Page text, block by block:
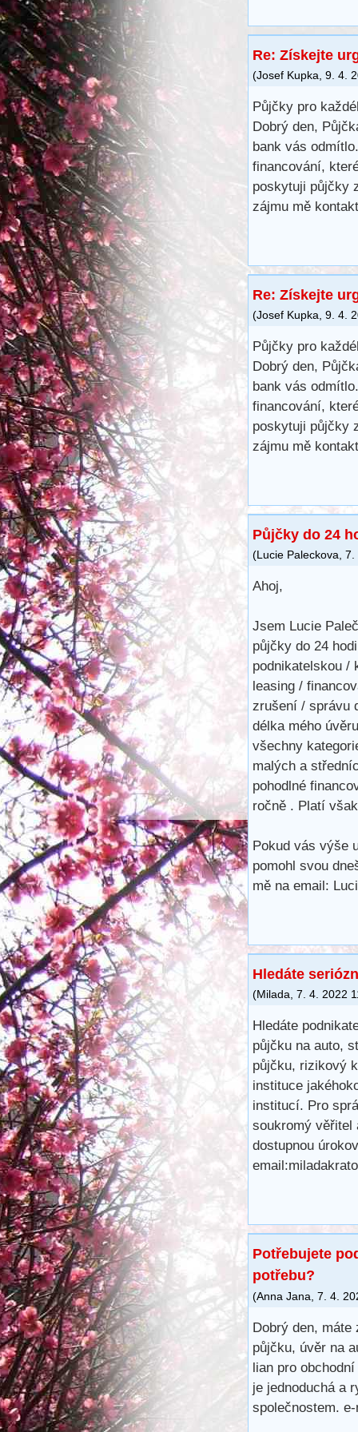
Re: Získejte
(Josef Kupka 9. 4.
Půjčky pro
Dobrý den,
bank vás
financování,
poskytuji půjčky
zájmu mě
Re: Získejte
(Josef Kupka, 9. 4.
Půjčky pro
Dobrý den,
bank vás
financování,
poskytuji půjčky
zájmu mě
Půjčky do 24
(Lucie Paleckova, 7.
Ahoj,
Jsem Lucie
půjčky do 24
podnikatelskou /
leasing /
zrušení / správu
délka mého
všechny
malých a
pohodlné
ročně . Platí
Pokud vás výše
pomohl svou
mě na email:
Hledáte
(Milada, 7. 4. 2022
Hledáte
půjčku na auto,
půjčku, rizikový
instituce
institucí. Pro
soukromý věřitel
dostupnou
Potřebujete
potřebu?
(Anna Jana 7. 4.
Dobrý den,
půjčku, úvěr na
lian pro
je jednoduchá a
společnostem.